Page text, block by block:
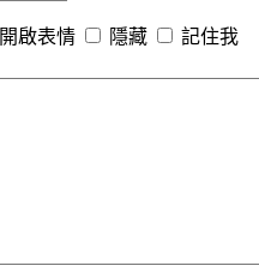
開啟表情 隱藏
記住我